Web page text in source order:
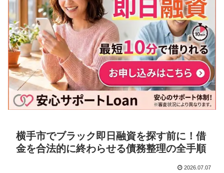
横手市でブラック即日融資を探す前に！借
金を合法的に終わらせる債務整理の全手順
2026.07.07